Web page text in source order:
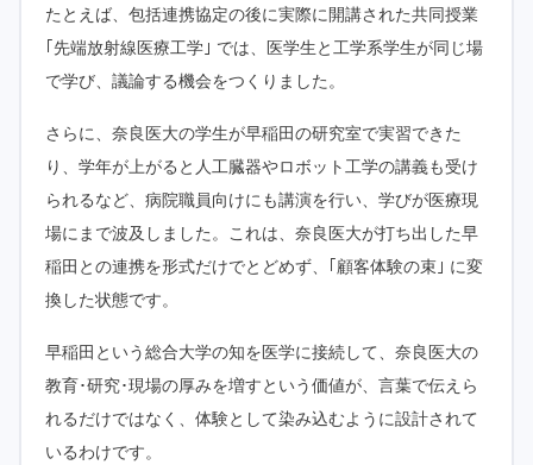
たとえば、包括連携協定の後に実際に開講された共同授業
｢先端放射線医療工学｣ では、医学生と工学系学生が同じ場
で学び、議論する機会をつくりました。
さらに、奈良医大の学生が早稲田の研究室で実習できた
り、学年が上がると人工臓器やロボット工学の講義も受け
られるなど、病院職員向けにも講演を行い、学びが医療現
場にまで波及しました。これは、奈良医大が打ち出した早
稲田との連携を形式だけでとどめず、｢顧客体験の束｣ に変
換した状態です。
早稲田という総合大学の知を医学に接続して、奈良医大の
教育･研究･現場の厚みを増すという価値が、言葉で伝えら
れるだけではなく、体験として染み込むように設計されて
いるわけです。